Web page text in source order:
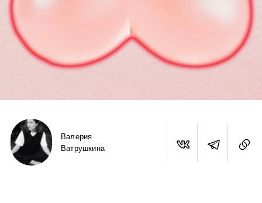
Валерия
Ватрушкина